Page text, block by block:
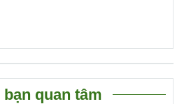
bạn quan tâm